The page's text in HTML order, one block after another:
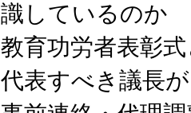
識しているのか
教育功労者表彰
代表すべき議長が